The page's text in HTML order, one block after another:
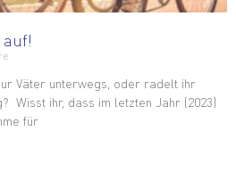
Väter unterwegs, oder radelt ihr
Wisst ihr, dass im letzten Jahr (2023)
für